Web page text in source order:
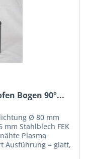
Bogen 90°...
Ø 80 mm
mm Stahlblech FEK
Plasma
Ausführung = glatt,